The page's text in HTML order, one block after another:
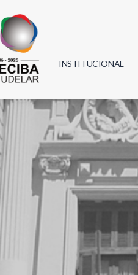
INSTITUCIONAL